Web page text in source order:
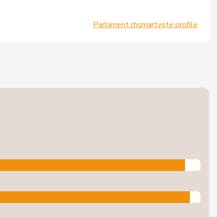
Parlament.chsmartvote profile